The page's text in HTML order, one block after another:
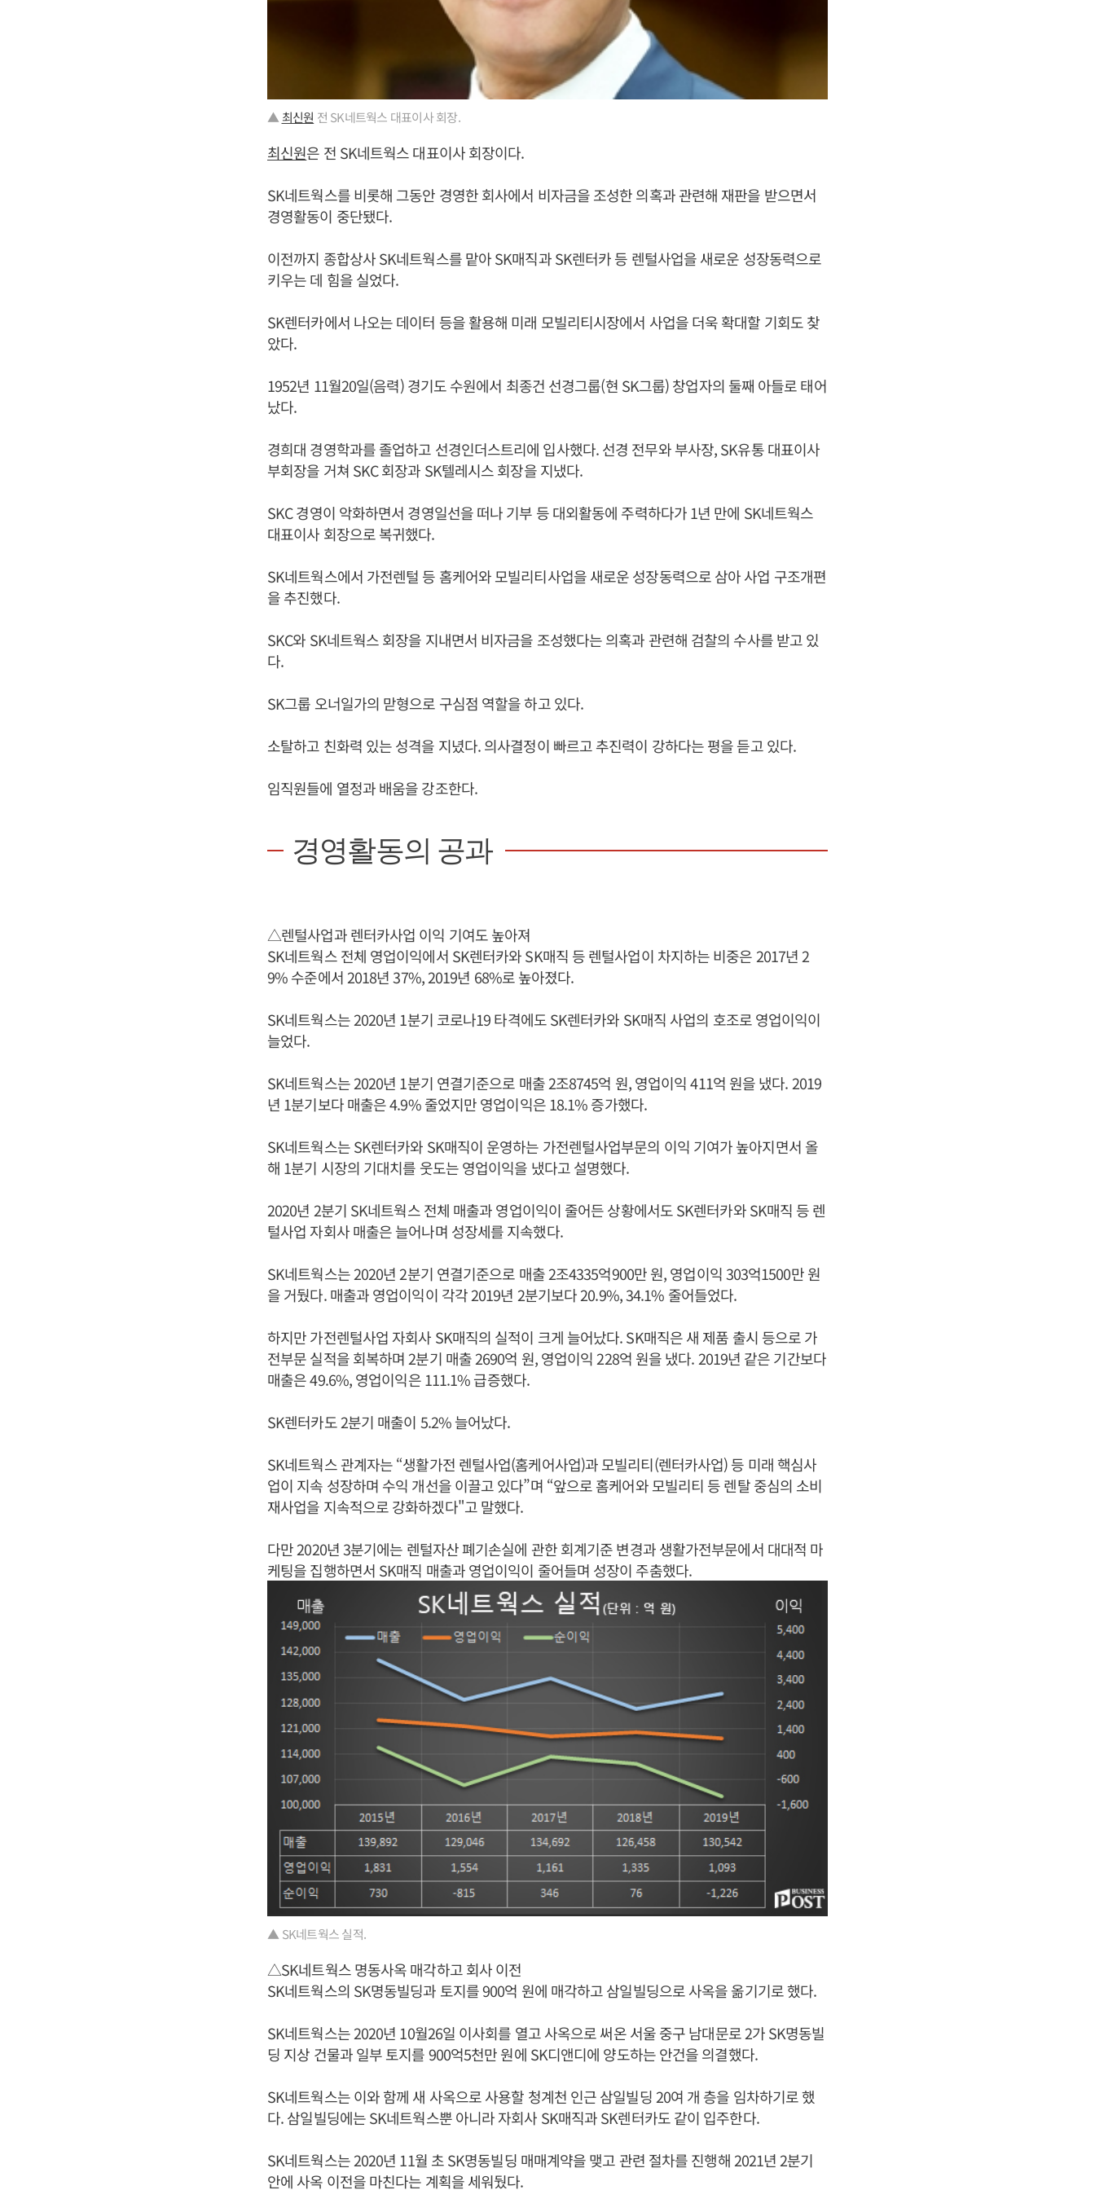
▲ 최신원 전 SK네트웍스 대표이사 회장.
최신원은 전 SK네트웍스 대표이사 회장이다.
SK네트웍스를 비롯해 그동안 경영한 회사에서 비자금을 조성한 의혹과 관련해 재판을 받으면서
경영활동이 중단됐다.
이전까지 종합상사 SK네트웍스를 맡아 SK매직과 SK렌터카 등 렌털사업을 새로운 성장동력으로
키우는 데 힘을 실었다.
SK렌터카에서 나오는 데이터 등을 활용해 미래 모빌리티시장에서 사업을 더욱 확대할 기회도 찾
았다.
1952년 11월20일(음력) 경기도 수원에서 최종건 선경그룹(현 SK그룹) 창업자의 둘째 아들로 태어
났다.
경희대 경영학과를 졸업하고 선경인더스트리에 입사했다. 선경 전무와 부사장, SK유통 대표이사
부회장을 거쳐 SKC 회장과 SK텔레시스 회장을 지냈다.
SKC 경영이 악화하면서 경영일선을 떠나 기부 등 대외활동에 주력하다가 1년 만에 SK네트웍스
대표이사 회장으로 복귀했다.
SK네트웍스에서 가전렌털 등 홈케어와 모빌리티사업을 새로운 성장동력으로 삼아 사업 구조개편
을 추진했다.
SKC와 SK네트웍스 회장을 지내면서 비자금을 조성했다는 의혹과 관련해 검찰의 수사를 받고 있
다.
SK그룹 오너일가의 맏형으로 구심점 역할을 하고 있다.
소탈하고 친화력 있는 성격을 지녔다. 의사결정이 빠르고 추진력이 강하다는 평을 듣고 있다.
임직원들에 열정과 배움을 강조한다.
경영활동의 공과
△렌털사업과 렌터카사업 이익 기여도 높아져
SK네트웍스 전체 영업이익에서 SK렌터카와 SK매직 등 렌털사업이 차지하는 비중은 2017년 2
9% 수준에서 2018년 37%, 2019년 68%로 높아졌다.
SK네트웍스는 2020년 1분기 코로나19 타격에도 SK렌터카와 SK매직 사업의 호조로 영업이익이
늘었다.
SK네트웍스는 2020년 1분기 연결기준으로 매출 2조8745억 원, 영업이익 411억 원을 냈다. 2019
년 1분기보다 매출은 4.9% 줄었지만 영업이익은 18.1% 증가했다.
SK네트웍스는 SK렌터카와 SK매직이 운영하는 가전렌털사업부문의 이익 기여가 높아지면서 올
해 1분기 시장의 기대치를 웃도는 영업이익을 냈다고 설명했다.
2020년 2분기 SK네트웍스 전체 매출과 영업이익이 줄어든 상황에서도 SK렌터카와 SK매직 등 렌
털사업 자회사 매출은 늘어나며 성장세를 지속했다.
SK네트웍스는 2020년 2분기 연결기준으로 매출 2조4335억900만 원, 영업이익 303억1500만 원
을 거뒀다. 매출과 영업이익이 각각 2019년 2분기보다 20.9%, 34.1% 줄어들었다.
하지만 가전렌털사업 자회사 SK매직의 실적이 크게 늘어났다. SK매직은 새 제품 출시 등으로 가
전부문 실적을 회복하며 2분기 매출 2690억 원, 영업이익 228억 원을 냈다. 2019년 같은 기간보다
매출은 49.6%, 영업이익은 111.1% 급증했다.
SK렌터카도 2분기 매출이 5.2% 늘어났다.
SK네트웍스 관계자는 “생활가전 렌털사업(홈케어사업)과 모빌리티(렌터카사업) 등 미래 핵심사
업이 지속 성장하며 수익 개선을 이끌고 있다”며 “앞으로 홈케어와 모빌리티 등 렌탈 중심의 소비
재사업을 지속적으로 강화하겠다"고 말했다.
다만 2020년 3분기에는 렌털자산 폐기손실에 관한 회계기준 변경과 생활가전부문에서 대대적 마
케팅을 집행하면서 SK매직 매출과 영업이익이 줄어들며 성장이 주춤했다.
▲ SK네트웍스 실적.
△SK네트웍스 명동사옥 매각하고 회사 이전
SK네트웍스의 SK명동빌딩과 토지를 900억 원에 매각하고 삼일빌딩으로 사옥을 옮기기로 했다.
SK네트웍스는 2020년 10월26일 이사회를 열고 사옥으로 써온 서울 중구 남대문로 2가 SK명동빌
딩 지상 건물과 일부 토지를 900억5천만 원에 SK디앤디에 양도하는 안건을 의결했다.
SK네트웍스는 이와 함께 새 사옥으로 사용할 청계천 인근 삼일빌딩 20여 개 층을 임차하기로 했
다. 삼일빌딩에는 SK네트웍스뿐 아니라 자회사 SK매직과 SK렌터카도 같이 입주한다.
SK네트웍스는 2020년 11월 초 SK명동빌딩 매매계약을 맺고 관련 절차를 진행해 2021년 2분기
안에 사옥 이전을 마친다는 계획을 세워뒀다.